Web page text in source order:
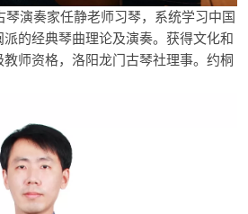
琴演奏家任静老师习琴，系统学习中国
的经典琴曲理论及演奏。获得文化和
师资格，洛阳龙门古琴社理事。约桐